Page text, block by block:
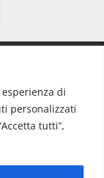
di
personalizzati
tutti”,